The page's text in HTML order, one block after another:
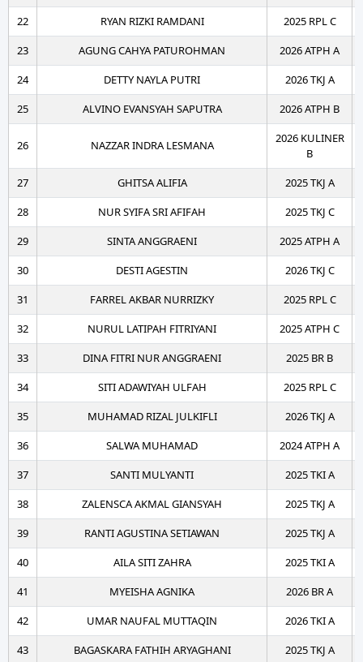
22
RYAN RIZKI RAMDANI
2025 RPL C
23
AGUNG CAHYA PATUROHMAN
2026 ATPH A
24
DETTY NAYLA PUTRI
2026 TKJ A
25
ALVINO EVANSYAH SAPUTRA 2026 ATPH B
26 NAZZAR INDRA LESMANA
2026 KULINER
B
27
GHITSA ALIFIA
2025 TKJ A
28
NUR SYIFA SRI AFIFAH
2025 TKJ C
29
SINTA ANGGRAENI
2025 ATPH A
30
DESTI AGESTIN
2026 TKJ C
31
FARREL AKBAR NURRIZKY
2025 RPL C
32
NURUL LATIPAH FITRIYANI
2025 ATPH C
33
DINA FITRI NUR ANGGRAENI
2025 BR B
34
SITI ADAWIYAH ULFAH
2025 RPL C
35
MUHAMAD RIZAL JULKIFLI
2026 TKJ A
36
SALWA MUHAMAD
2024 ATPH A
37
SANTI MULYANTI
2025 TKI A
38
ZALENSCA AKMAL GIANSYAH
2025 TKJ A
39
RANTI AGUSTINA SETIAWAN
2025 TKJ A
40
AILA SITI ZAHRA
2025 TKI A
41
MYEISHA AGNIKA
2026 BR A
42
UMAR NAUFAL MUTTAQIN
2026 TKI A
43
BAGASKARA FATHIH ARYAGHANI 2025 TKJ A